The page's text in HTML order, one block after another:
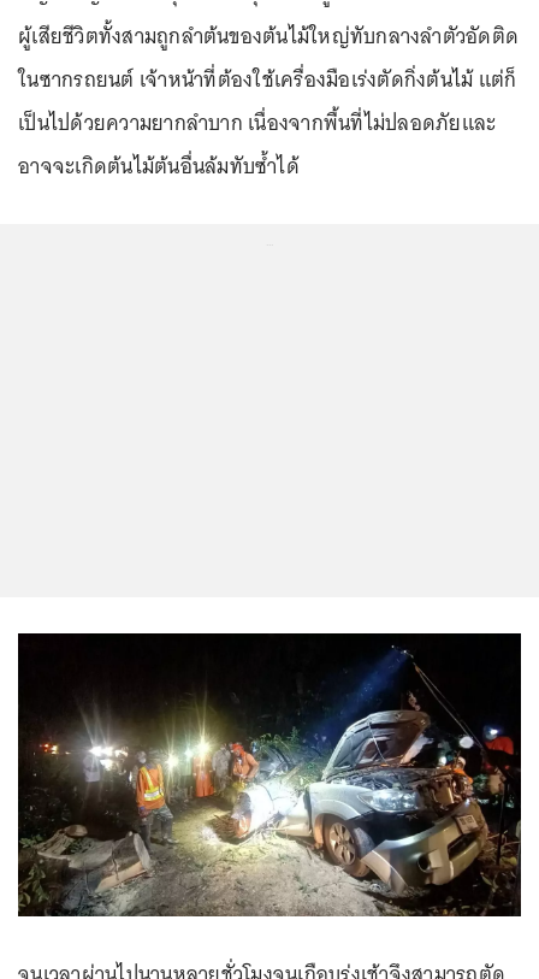
ผู้เสียชีวิตทั้งสามถูกลำต้นของต้นไม้ใหญ่ทับกลางลำตัวอัดติด
ในซากรถยนต์ เจ้าหน้าที่ต้องใช้เครื่องมือเร่งตัดกิ่งต้นไม้ แต่ก็
เป็นไปด้วยความยากลำบาก เนื่องจากพื้นที่ไม่ปลอดภัยและ
อาจจะเกิดต้นไม้ต้นอื่นล้มทับซ้ำได้